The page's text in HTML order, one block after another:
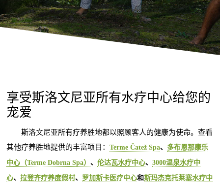
享受斯洛文尼亚所有水疗中心给您的
宠爱
斯洛文尼亚所有疗养胜地都以照顾客人的健康为使命。查看
其他疗养胜地提供的丰富项目： Terme Čatež Spa、 多布恩那康乐
中心（Terme Dobrna Spa） 、 伦达瓦水疗中心、 3000温泉水疗中
心、 拉登齐疗养度假村、 罗加斯卡医疗中心和斯玛杰克托莱塞水疗中